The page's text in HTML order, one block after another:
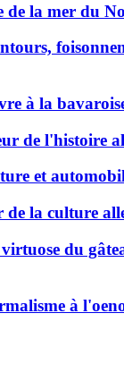
de la mer du
à la
de l'histoire
et
la culture
du
à